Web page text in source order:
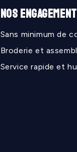
NOS
Sans minimum de
Broderie et
Service rapide et